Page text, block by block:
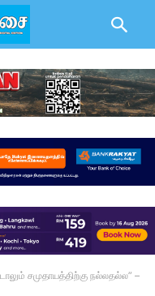
சமுதாயத்திற்கு நல்லதல்ல” –